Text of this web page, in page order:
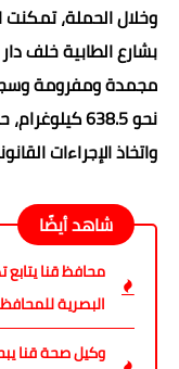
وخلال الحملة،
بشارع الطابية خلف
مجمدة ومفرومة
نحو 638.5
واتخاذ الإجراءات
شاهد أيضًا
محافظ قنا
البصرية
وكيل صحة قنا